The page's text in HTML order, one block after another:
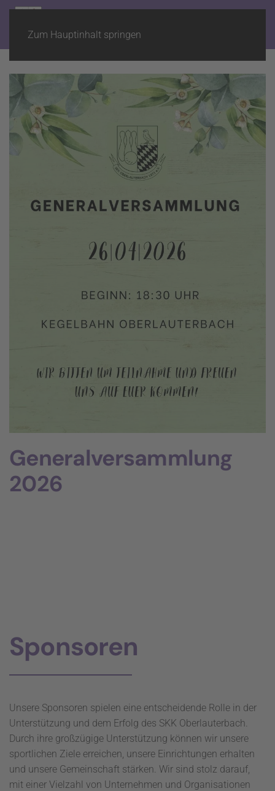
Zum Hauptinhalt springen
Generalversammlung
2026
Sponsoren
Unsere Sponsoren spielen eine entscheidende Rolle in der
Unterstützung und dem Erfolg des SKK Oberlauterbach.
Durch ihre großzügige Unterstützung können wir unsere
sportlichen Ziele erreichen, unsere Einrichtungen erhalten
und unsere Gemeinschaft stärken. Wir sind stolz darauf,
mit einer Vielzahl von Unternehmen und Organisationen